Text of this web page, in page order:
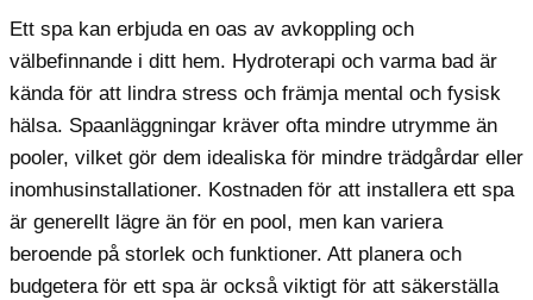
Ett spa kan erbjuda en oas av avkoppling och
välbefinnande i ditt hem. Hydroterapi och varma bad är
kända för att lindra stress och främja mental och fysisk
hälsa. Spaanläggningar kräver ofta mindre utrymme än
pooler, vilket gör dem idealiska för mindre trädgårdar eller
inomhusinstallationer. Kostnaden för att installera ett spa
är generellt lägre än för en pool, men kan variera
beroende på storlek och funktioner. Att planera och
budgetera för ett spa är också viktigt för att säkerställa